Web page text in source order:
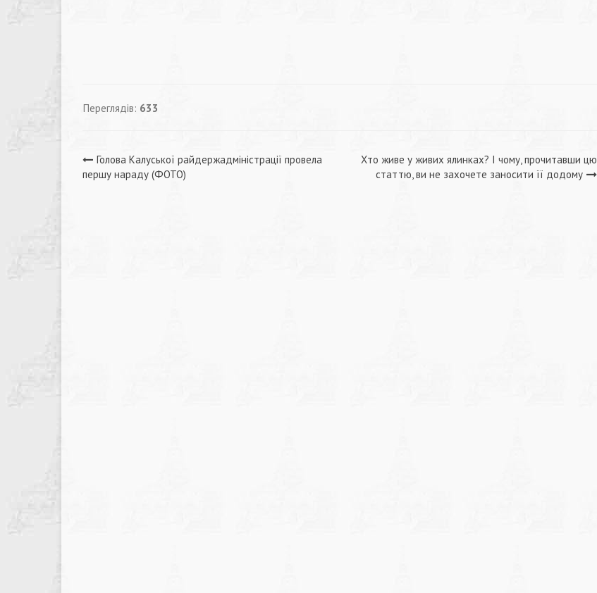
Переглядів: 633
Навігація
Голова Калуської райдержадміністрації провела
першу нараду (ФОТО)
Хто живе у живих ялинках? І чому, прочитавши цю
статтю, ви не захочете заносити її додому